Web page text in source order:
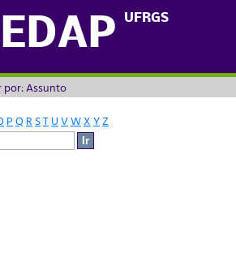
UFRGS
por: Assunto
PQRSTUVWXYZ